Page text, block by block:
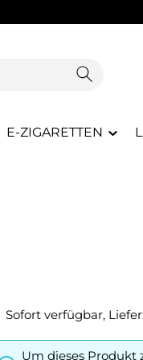
E-ZIGARETTEN
Sofort verfügbar,
Um dieses Produkt